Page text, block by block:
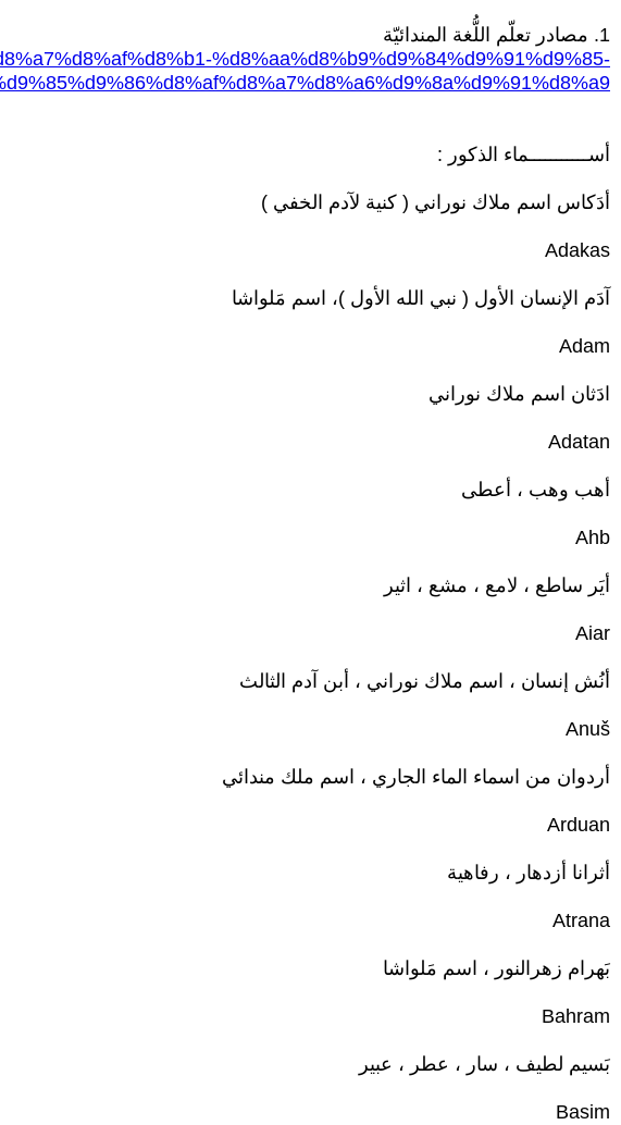
1. مصادر تعلّم اللُّغة المندائيّة
%d8%aa%d8%b9%d9%84%d9%91%d9%85-
أســـــــــــماء الذكور :
أدَكاس اسم ملاك نوراني ( كنية لآدم الخفي )
Adakas
آدَم الإنسان الأول ( نبي الله الأول )، اسم مَلواشا
Adam
ادَثان اسم ملاك نوراني
Adatan
أهب وهب ، أعطى
Ahb
أيَر ساطع ، لامع ، مشع ، اثير
Aiar
أنُش إنسان ، اسم ملاك نوراني ، أبن آدم الثالث
Anuš
أردوان من اسماء الماء الجاري ، اسم ملك مندائي
Arduan
أثرانا أزدهار ، رفاهية
Atrana
بَهرام زهرالنور ، اسم مَلواشا
Bahram
بَسيم لطيف ، سار ، عطر ، عبير
Basim